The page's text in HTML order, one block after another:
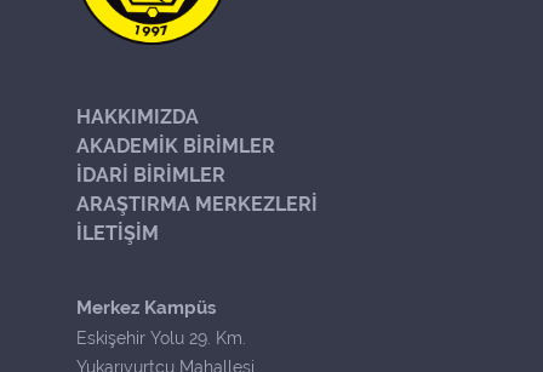
HAKKIMIZDA
AKADEMİK BİRİMLER
İDARİ BİRİMLER
ARAŞTIRMA MERKEZLERİ
İLETİŞİM
Merkez Kampüs
Eskişehir Yolu 29. Km.
Yukarıyurtçu Mahallesi